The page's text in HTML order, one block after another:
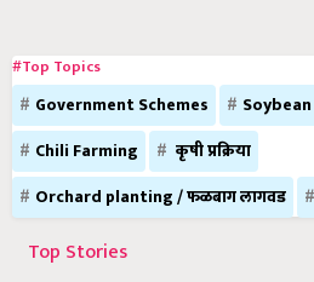
#Top Topics
Government Schemes
Chili Farming
कृषी प्रक्रिया
Orchard planting / फळबाग लागवड
Top Stories